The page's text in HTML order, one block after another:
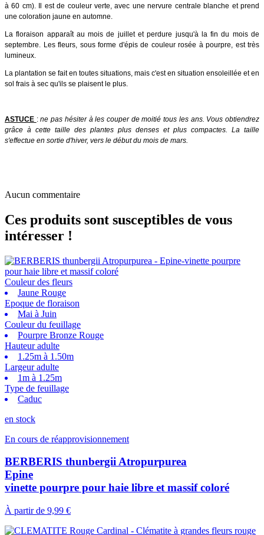
à 60 cm). Il est de couleur verte, avec une nervure centrale blanche et prend
une coloration jaune en automne.
La floraison apparaît au mois de juillet et perdure jusqu'à la fin du mois de
septembre. Les fleurs, sous forme d'épis de couleur rosée à pourpre, est très
lumineux.
La plantation se fait en toutes situations, mais c'est en situation ensoleillée et en
sol frais à sec qu'ils se plaisent le plus.
ASTUCE :ne pas hésiter à les couper de moitié tous les ans. Vous obtiendrez
grâce à cette taille des plantes plus denses et plus compactes. La taille
s'effectue en sortie d'hiver, vers le début du mois de mars.
Aucun commentaire
Ces produits sont susceptibles de vous
intéresser !
Couleur des fleurs
Jaune Rouge
Epoque de floraison
Mai à Juin
Couleur du feuillage
Pourpre Bronze Rouge
Hauteur adulte
1.25m à 1.50m
Largeur adulte
1m à 1.25m
Type de feuillage
Caduc
en stock
En cours de réapprovisionnement
BERBERIS thunbergii Atropurpurea
Epine
vinette pourpre pour haie libre et massif coloré
À partir de 9,99 €